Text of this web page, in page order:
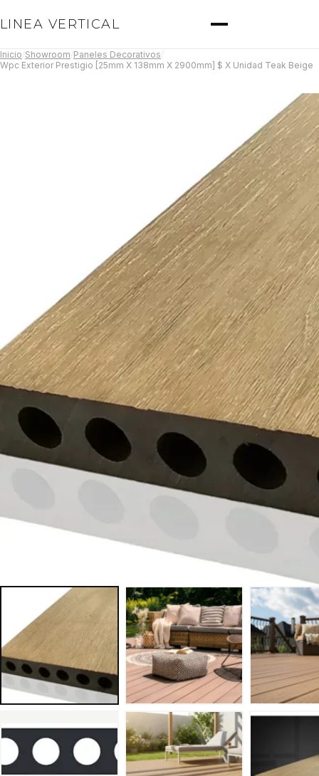
LINEA VERTICAL
Inicio Showroom Paneles Decorativos
Wpc Exterior Prestigio [25mm X 138mm X 2900mm] $ X Unidad Teak Beige